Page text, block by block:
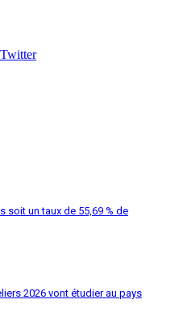
Twitter
soit un taux de 55,69 % de
2026 vont étudier au pays